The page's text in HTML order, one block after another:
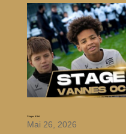
Stages d’été
Mai 26, 2026